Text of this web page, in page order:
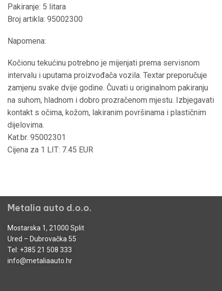
Pakiranje: 5 litara
Broj artikla: 95002300
Napomena:
Kočionu tekućinu potrebno je mijenjati prema servisnom
intervalu i uputama proizvođača vozila. Textar preporučuje
zamjenu svake dvije godine. Čuvati u originalnom pakiranju
na suhom, hladnom i dobro prozračenom mjestu. Izbjegavati
kontakt s očima, kožom, lakiranim površinama i plastičnim
dijelovima.
Kat.br. 95002301
Cijena za 1 LIT: 7.45 EUR
Metalia auto d.o.o.
Mostarska 1, 21000 Split
Ured – Dubrovačka 55
Tel: +385 21 508 333
info@metaliaauto.hr